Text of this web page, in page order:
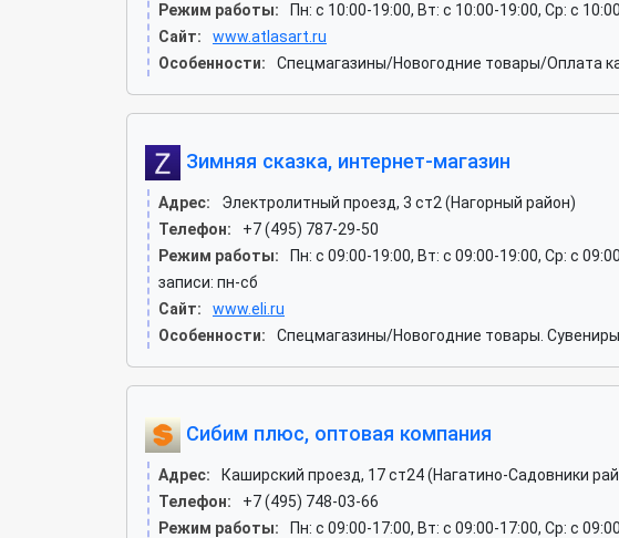
Режим работы:
Пн: c 10:00-19:00, Вт: c 10:00-19:00, Ср: c
Сайт:
www.atlasart.ru
Особенности:
Спецмагазины/Новогодние товары/Оплата
Зимняя сказка, интернет-магазин
Адрес:
Электролитный проезд, 3 ст2 (Нагорный район)
Телефон:
+7 (495) 787-29-50
Режим работы:
Пн: c 09:00-19:00, Вт: c 09:00-19:00, Ср: c
записи: пн-сб
Сайт:
www.eli.ru
Особенности:
Спецмагазины/Новогодние товары.
Сибим плюс, оптовая компания
Адрес:
Каширский проезд, 17 ст24 (Нагатино-Садовники
Телефон:
+7 (495) 748-03-66
Режим работы:
Пн: c 09:00-17:00, Вт: c 09:00-17:00, Ср: c